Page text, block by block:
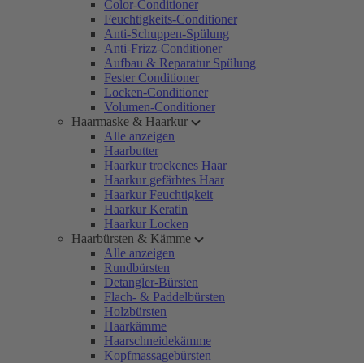
Color-Conditioner
Feuchtigkeits-Conditioner
Anti-Schuppen-Spülung
Anti-Frizz-Conditioner
Aufbau & Reparatur Spülung
Fester Conditioner
Locken-Conditioner
Volumen-Conditioner
Haarmaske & Haarkur
Alle anzeigen
Haarbutter
Haarkur trockenes Haar
Haarkur gefärbtes Haar
Haarkur Feuchtigkeit
Haarkur Keratin
Haarkur Locken
Haarbürsten & Kämme
Alle anzeigen
Rundbürsten
Detangler-Bürsten
Flach- & Paddelbürsten
Holzbürsten
Haarkämme
Haarschneidekämme
Kopfmassagebürsten